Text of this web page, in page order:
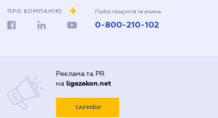
ПРО КОМПАНІЮ Підбір продуктів та рішень
0-800-210-102
Реклама та PR
на ligazakon.net
ТАРИФИ